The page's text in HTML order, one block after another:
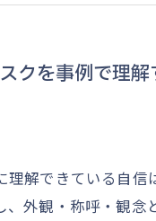
クを事例で理
理解できている自
、外観・称呼・観